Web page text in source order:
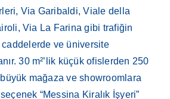
Via Garibaldi, Viale della
Via La Farina gibi trafiğin
ve üniversite
30 m²’lik küçük ofislerden 250
büyük mağaza ve showroomlara
“Messina Kiralık İşyeri”